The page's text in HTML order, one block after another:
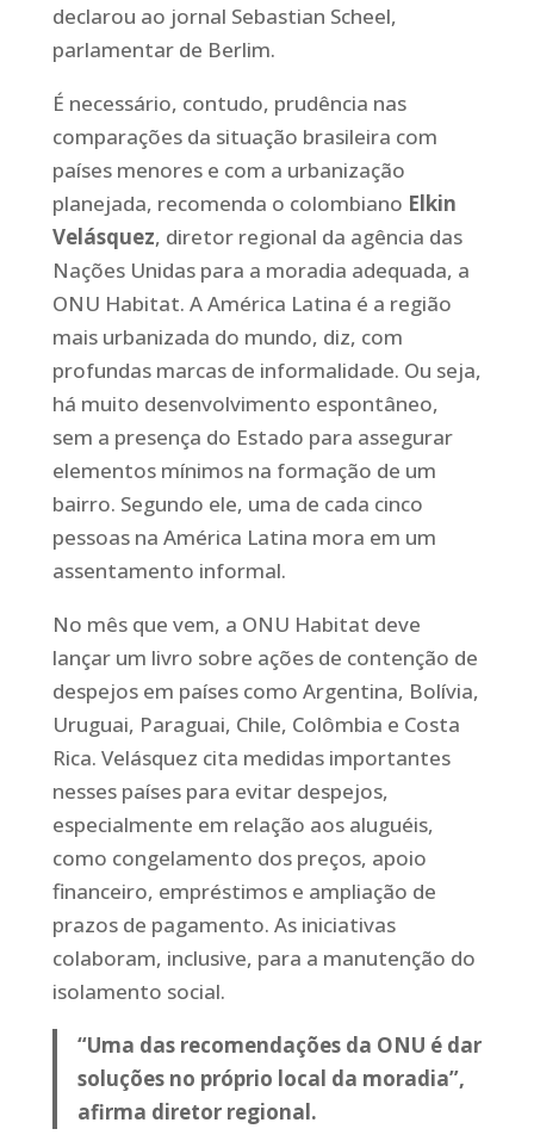
declarou ao jornal Sebastian Scheel,
parlamentar de Berlim.
É necessário, contudo, prudência nas
comparações da situação brasileira com
países menores e com a urbanização
planejada, recomenda o colombiano Elkin
Velásquez, diretor regional da agência das
Nações Unidas para a moradia adequada, a
ONU Habitat. A América Latina é a região
mais urbanizada do mundo, diz, com
profundas marcas de informalidade. Ou seja,
há muito desenvolvimento espontâneo,
sem a presença do Estado para assegurar
elementos mínimos na formação de um
bairro. Segundo ele, uma de cada cinco
pessoas na América Latina mora em um
assentamento informal.
No mês que vem, a ONU Habitat deve
lançar um livro sobre ações de contenção de
despejos em países como Argentina, Bolívia,
Uruguai, Paraguai, Chile, Colômbia e Costa
Rica. Velásquez cita medidas importantes
nesses países para evitar despejos,
especialmente em relação aos aluguéis,
como congelamento dos preços, apoio
financeiro, empréstimos e ampliação de
prazos de pagamento. As iniciativas
colaboram, inclusive, para a manutenção do
isolamento social.
“Uma das recomendações da ONU é dar
soluções no próprio local da moradia”,
afirma diretor regional.